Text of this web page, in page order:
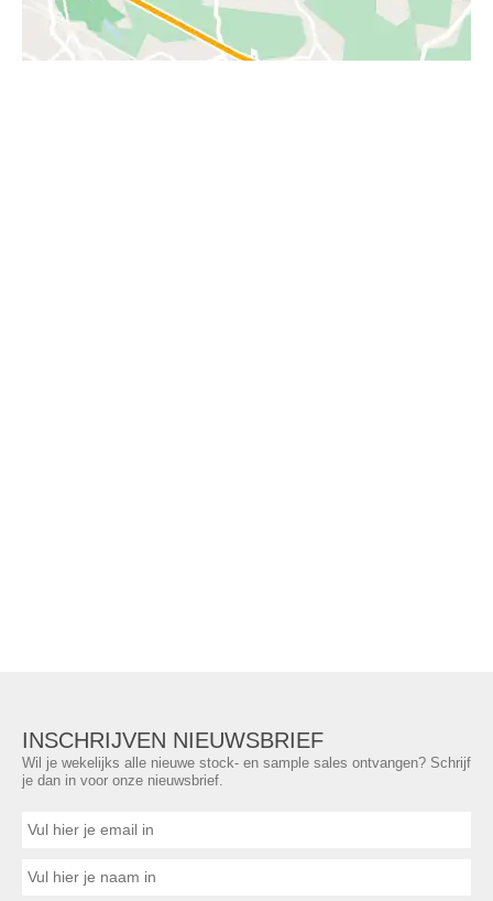
INSCHRIJVEN NIEUWSBRIEF
Wil je wekelijks alle nieuwe stock- en sample sales ontvangen? Schrijf
je dan in voor onze nieuwsbrief.